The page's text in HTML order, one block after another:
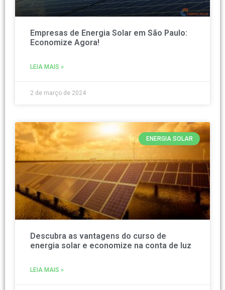
Empresas de Energia Solar em São Paulo:
Economize Agora!
LEIA MAIS »
2 de março de 2024
ENERGIA SOLAR
Descubra as vantagens do curso de
energia solar e economize na conta de luz
LEIA MAIS »